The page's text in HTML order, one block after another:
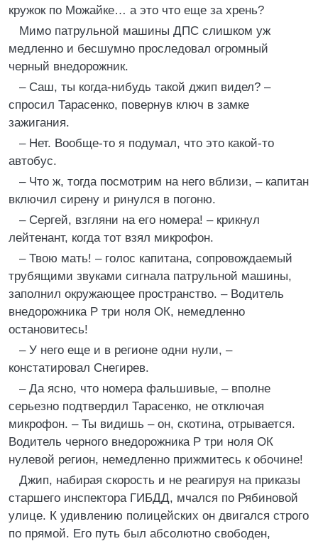
кружок по Можайке… а это что еще за хрень?
Мимо патрульной машины ДПС слишком уж
медленно и бесшумно проследовал огромный
черный внедорожник.
– Саш, ты когда-нибудь такой джип видел? –
спросил Тарасенко, повернув ключ в замке
зажигания.
– Нет. Вообще-то я подумал, что это какой-то
автобус.
– Что ж, тогда посмотрим на него вблизи, – капитан
включил сирену и ринулся в погоню.
– Сергей, взгляни на его номера! – крикнул
лейтенант, когда тот взял микрофон.
– Твою мать! – голос капитана, сопровождаемый
трубящими звуками сигнала патрульной машины,
заполнил окружающее пространство. – Водитель
внедорожника Р три ноля ОК, немедленно
остановитесь!
– У него еще и в регионе одни нули, –
констатировал Снегирев.
– Да ясно, что номера фальшивые, – вполне
серьезно подтвердил Тарасенко, не отключая
микрофон. – Ты видишь – он, скотина, отрывается.
Водитель черного внедорожника Р три ноля ОК
нулевой регион, немедленно прижмитесь к обочине!
Джип, набирая скорость и не реагируя на приказы
старшего инспектора ГИБДД, мчался по Рябиновой
улице. К удивлению полицейских он двигался строго
по прямой. Его путь был абсолютно свободен,